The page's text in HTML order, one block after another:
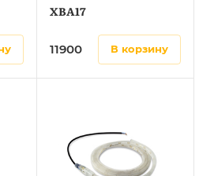
XBA17
11900 в корзину